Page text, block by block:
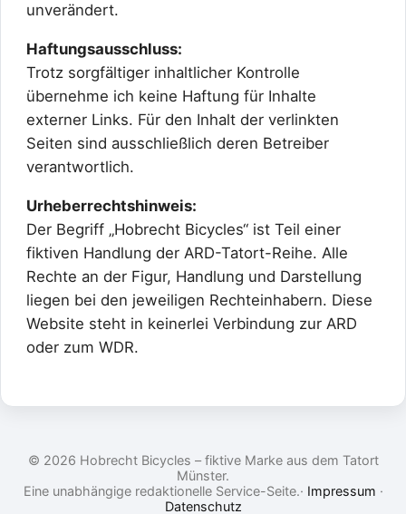
unverändert.
Haftungsausschluss:
Trotz sorgfältiger inhaltlicher Kontrolle
übernehme ich keine Haftung für Inhalte
externer Links. Für den Inhalt der verlinkten
Seiten sind ausschließlich deren Betreiber
verantwortlich.
Urheberrechtshinweis:
Der Begriff „Hobrecht Bicycles“ ist Teil einer
fiktiven Handlung der ARD-Tatort-Reihe. Alle
Rechte an der Figur, Handlung und Darstellung
liegen bei den jeweiligen Rechteinhabern. Diese
Website steht in keinerlei Verbindung zur ARD
oder zum WDR.
© 2026 Hobrecht Bicycles – fiktive Marke aus dem Tatort
Münster.
Eine unabhängige redaktionelle Service-Seite.· Impressum ·
Datenschutz